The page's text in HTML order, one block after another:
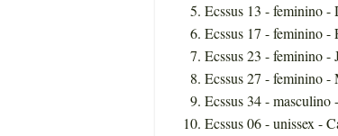
Ecssus 13 - feminino -
Ecssus 17 - feminino -
Ecssus 23 - feminino -
Ecssus 27 - feminino -
Ecssus 34 - masculino
Ecssus 06 - unissex -